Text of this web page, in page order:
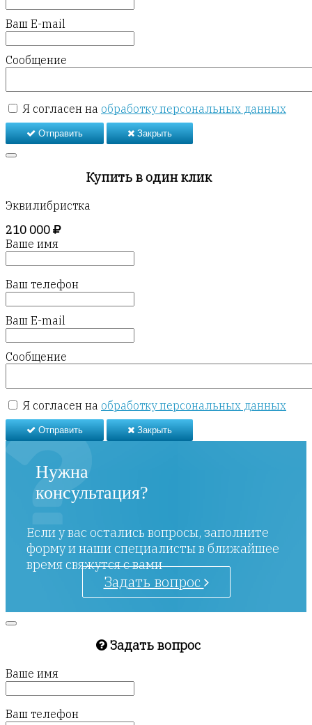
Ваш E-mail
Сообщение
Я согласен на обработку персональных данных
Отправить Закрыть
Купить в один клик
Эквилибристка
210 000
Ваше имя
Ваш телефон
Ваш E-mail
Сообщение
Я согласен на обработку персональных данных
Отправить Закрыть
Нужна
консультация?
Если у вас остались вопросы, заполните
форму и наши специалисты в ближайшее
время свяжутся с вами
Задать вопрос
Задать вопрос
Ваше имя
Ваш телефон